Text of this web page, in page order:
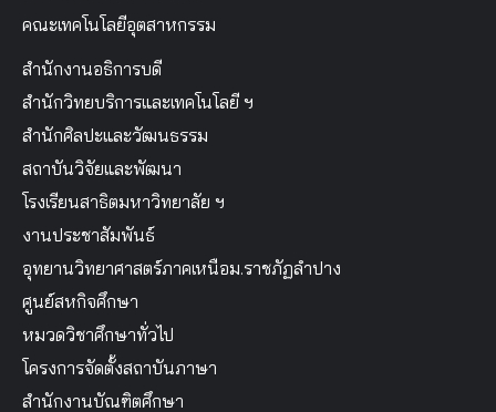
คณะเทคโนโลยีอุตสาหกรรม
สำนักงานอธิการบดี
สำนักวิทยบริการและเทคโนโลยี ฯ
สำนักศิลปะและวัฒนธรรม
สถาบันวิจัยและพัฒนา
โรงเรียนสาธิตมหาวิทยาลัย ฯ
งานประชาสัมพันธ์
อุทยานวิทยาศาสตร์ภาคเหนือม.ราชภัฏลำปาง
ศูนย์สหกิจศึกษา
หมวดวิชาศึกษาทั่วไป
โครงการจัดตั้งสถาบันภาษา
สำนักงานบัณฑิตศึกษา